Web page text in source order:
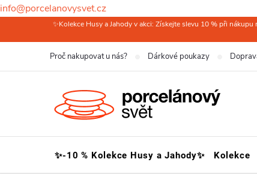
info@porcelanovysvet.cz
na
✨Kolekce Husy a Jahody v akci: Získejte slevu 10 % při
Proč nakupovat u nás? Dárkové poukazy
✨-10 % Kolekce Husy a Jahody✨ Kolekce